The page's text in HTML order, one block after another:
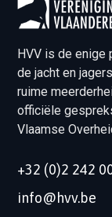
HVV is de enige
de jacht en
ruime
officiële
Vlaamse
+32 (0)2 242
info@hvv.be